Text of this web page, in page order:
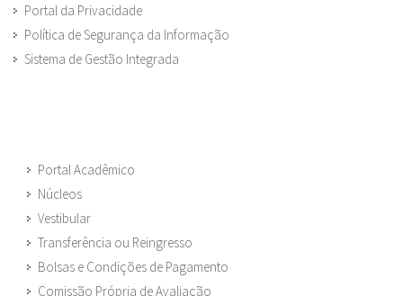
Portal da Privacidade
Política de Segurança da Informação
Sistema de Gestão Integrada
Portal Acadêmico
Núcleos
Vestibular
Transferência ou Reingresso
Bolsas e Condições de Pagamento
Comissão Própria de Avaliação